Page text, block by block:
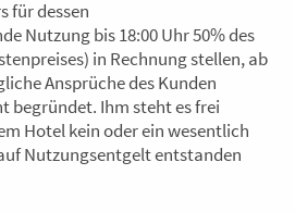
für dessen
Nutzung bis 18:00 Uhr 50% des
in Rechnung stellen, ab
Ansprüche des Kunden
begründet. Ihm steht es frei
Hotel kein oder ein wesentlich
Nutzungsentgelt entstanden